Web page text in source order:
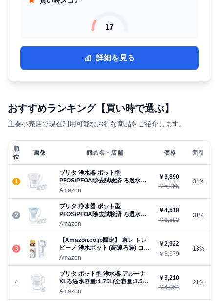
17
詳細を見る
おすすめランキング【買い時で選ぶ】
主要小売店で現在利用可能なお得な商品をご紹介します。
順
位
画像 商品名・店舗 価格 割引
1
ブリタ 浄水器 ポット型
PFOS/PFOA除去試験済 ろ過水容
量:1.75L(全容量:3.5L)【日本正規
ピュアパフォーマンス カートリッ
ジ 3個付
Amazon
￥3,890
￥5,966
34%
2
ブリタ 浄水器 ポット型
PFOS/PFOA除去試験済 ろ過水容
量:1.26L(全容量:2.4L) 【日本正規
マクストラプロ ピュアパフォーマ
ンス カートリッジ 3個付
Amazon
￥4,510
￥6,583
31%
3
【Amazon.co.jp限定】 東レ トレ
ビーノ 浄水ポット (高速ろ過) コン
パクト [冷蔵庫 ドアポケットにも]
ト型 カートリッジ1個入り ミニレ
シピ付
Amazon
￥2,922
￥3,379
13%
4
ブリタ ポット型 浄水器 アルーナ
XLろ過水容量:1.75L(全容量:3.5L)
マクストラプロ カートリッジ ピュ
Amazon
￥3,210
￥4,064
21%